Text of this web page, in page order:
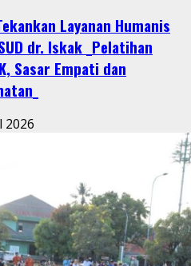
Layanan Humanis
dr. Iskak _Pelatihan
Sasar Empati dan
2026